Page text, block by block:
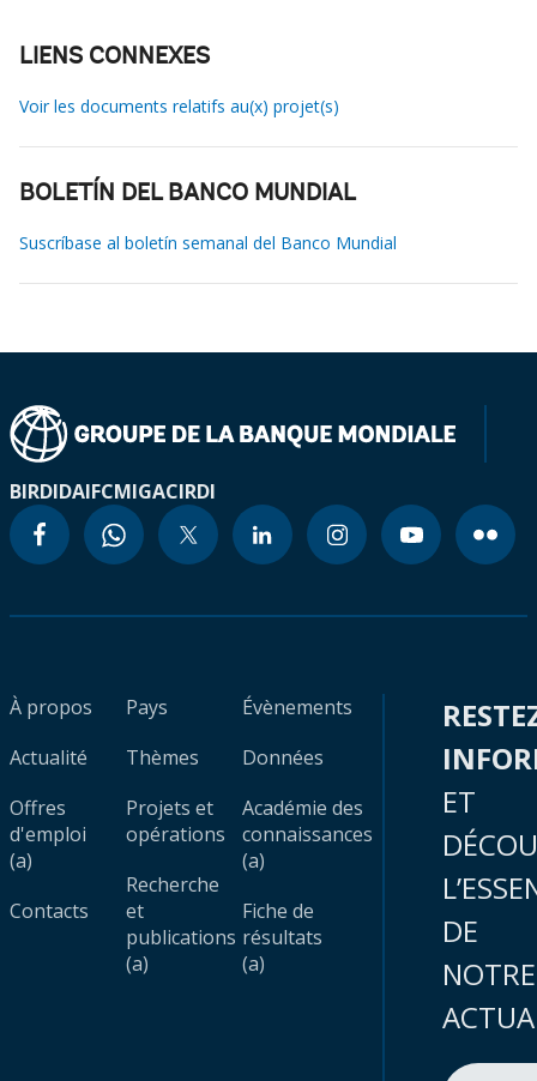
LIENS CONNEXES
Voir les documents relatifs au(x) projet(s)
BOLETÍN DEL BANCO MUNDIAL
Suscríbase al boletín semanal del Banco Mundial
BIRDIDAIFCMIGACIRDI
À propos
Actualité
Offres
d'emploi
(a)
Contacts
Pays
Thèmes
Projets et
opérations
Recherche
et
publications
(a)
Évènements
Données
Académie des
connaissances
(a)
Fiche de
résultats
(a)
ET
DE
NOTRE